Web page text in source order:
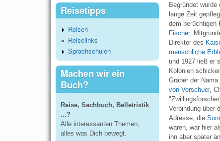
Begründet
lange Zeit
dem berüchtigen
Fischer,
Direktor des
menschliche
und 1927 ließ er
Kolonien
Gräber der
von Verschuer,
Verbindung über
Adresse, die
waren, war hier
ihn aber später
Reisetipps
Reisen
Reiselinks
Sprachschulen
Machen wir ein
Buch?
Reise, Sachbuch, Belletristik
...?
Alle interessanten Themen;
alles was Dich bewegt.